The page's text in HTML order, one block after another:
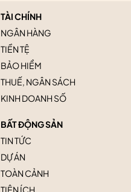
TÀI CHÍNH
NGÂN HÀNG
TIỀN TỆ
BẢO HIỂM
THUẾ, NGÂN SÁCH
KINH DOANH SỐ
BẤT ĐỘNG SẢN
TIN TỨC
DỰ ÁN
TOÀN CẢNH
TIỆN ÍCH